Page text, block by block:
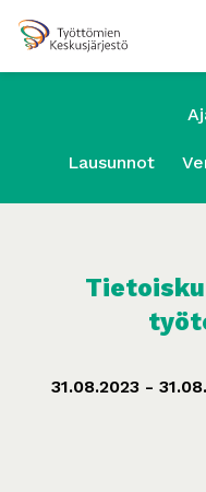
Lausunnot
31.08.2023 -